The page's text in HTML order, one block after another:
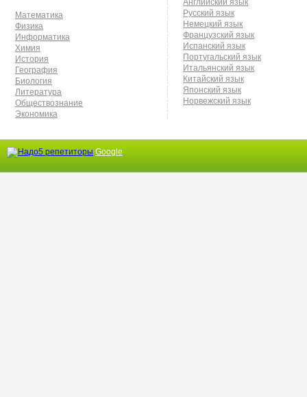
Математика
Физика
Информатика
Химия
История
География
Биология
Литература
Обществознание
Экономика
Английский язык
Русский язык
Немецкий язык
Французский язык
Испанский язык
Португальский язык
Итальянский язык
Китайский язык
Японский язык
Норвежский язык
Google